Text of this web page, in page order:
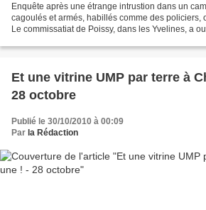
Enquête après une étrange intrustion dans un
cagoulés et armés, habillés comme des policiers,
Le commissatiat de Poissy, dans les Yvelines, a
Et une vitrine UMP par terre à
28 octobre
Publié le 30/10/2010 à 00:09
Par la Rédaction